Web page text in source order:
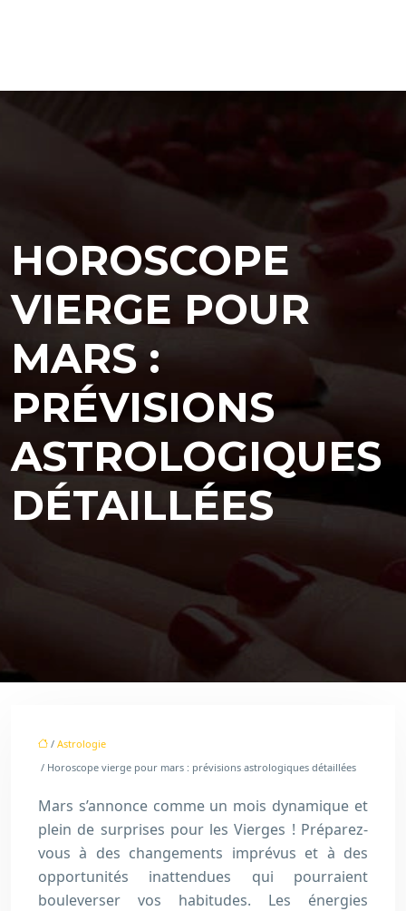
HOROSCOPE
VIERGE POUR
MARS :
PRÉVISIONS
ASTROLOGIQUES
DÉTAILLÉES
/ Astrologie
/ Horoscope vierge pour mars : prévisions astrologiques détaillées
Mars s’annonce comme un mois dynamique et
plein de surprises pour les Vierges ! Préparez-
vous à des changements imprévus et à des
opportunités inattendues qui pourraient
bouleverser vos habitudes. Les énergies